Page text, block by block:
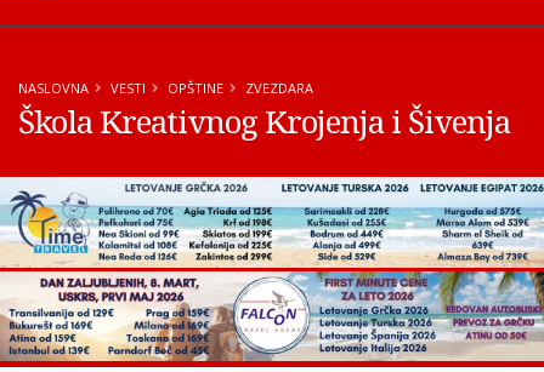
NASLOVNA VESTI OPŠTINE ZVEZDARA
Škola Kreativnog Krojenja i Šivenja